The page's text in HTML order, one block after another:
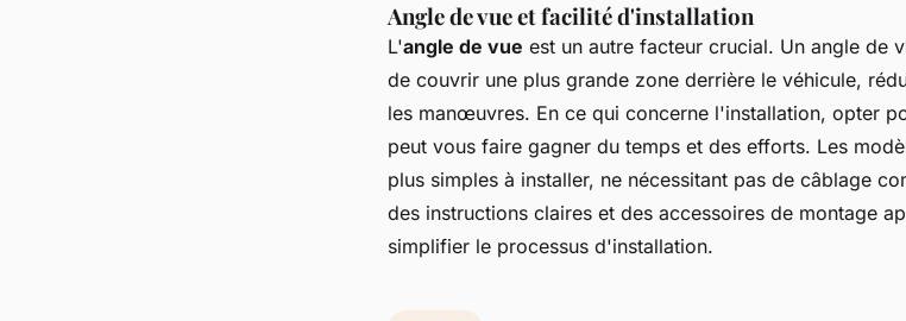
Angle de vue et facilité d'installation
L'angle de vue est un autre facteur crucial. Un angle de
de couvrir une plus grande zone derrière le véhicule,
les manœuvres. En ce qui concerne l'installation, opter
peut vous faire gagner du temps et des efforts. Les
plus simples à installer, ne nécessitant pas de câblage
des instructions claires et des accessoires de montage
simplifier le processus d'installation.